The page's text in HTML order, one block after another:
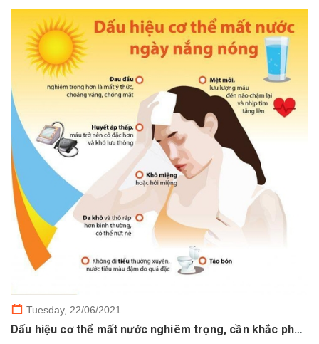
Tuesday, 22/06/2021
Dấu hiệu cơ thể mất nước nghiêm trọng, cần khắc phục nhanh chóng